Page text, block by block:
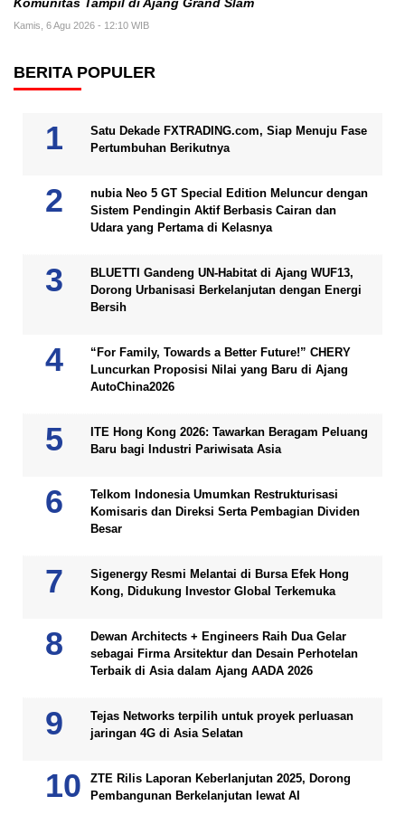
Komunitas Tampil di Ajang Grand Slam
Kamis, 6 Agu 2026 - 12:10 WIB
BERITA POPULER
Satu Dekade FXTRADING.com, Siap Menuju Fase
Pertumbuhan Berikutnya
nubia Neo 5 GT Special Edition Meluncur dengan
Sistem Pendingin Aktif Berbasis Cairan dan
Udara yang Pertama di Kelasnya
BLUETTI Gandeng UN-Habitat di Ajang WUF13,
Dorong Urbanisasi Berkelanjutan dengan Energi
Bersih
“For Family, Towards a Better Future!” CHERY
Luncurkan Proposisi Nilai yang Baru di Ajang
AutoChina2026
ITE Hong Kong 2026: Tawarkan Beragam Peluang
Baru bagi Industri Pariwisata Asia
Telkom Indonesia Umumkan Restrukturisasi
Komisaris dan Direksi Serta Pembagian Dividen
Besar
Sigenergy Resmi Melantai di Bursa Efek Hong
Kong, Didukung Investor Global Terkemuka
Dewan Architects + Engineers Raih Dua Gelar
sebagai Firma Arsitektur dan Desain Perhotelan
Terbaik di Asia dalam Ajang AADA 2026
Tejas Networks terpilih untuk proyek perluasan
jaringan 4G di Asia Selatan
ZTE Rilis Laporan Keberlanjutan 2025, Dorong
Pembangunan Berkelanjutan lewat AI